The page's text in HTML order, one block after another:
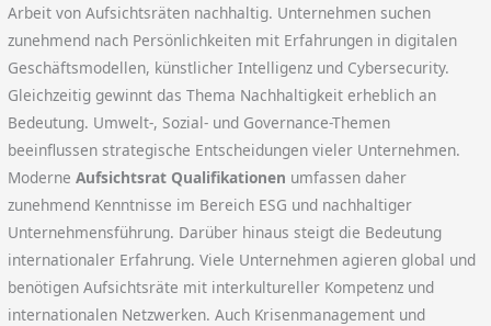
Arbeit von Aufsichtsräten nachhaltig. Unternehmen suchen
zunehmend nach Persönlichkeiten mit Erfahrungen in digitalen
Geschäftsmodellen, künstlicher Intelligenz und Cybersecurity.
Gleichzeitig gewinnt das Thema Nachhaltigkeit erheblich an
Bedeutung. Umwelt-, Sozial- und Governance-Themen
beeinflussen strategische Entscheidungen vieler Unternehmen.
ModerneAufsichtsrat Qualifikationen umfassen daher
zunehmend Kenntnisse im Bereich ESG und nachhaltiger
Unternehmensführung. Darüber hinaus steigt die Bedeutung
internationaler Erfahrung. Viele Unternehmen agieren global und
benötigen Aufsichtsräte mit interkultureller Kompetenz und
internationalen Netzwerken. Auch Krisenmanagement und